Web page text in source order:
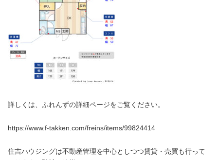
詳しくは、ふれんずの詳細ページをご覧ください。
https://www.f-takken.com/freins/items/99824414
住吉ハウジングは不動産管理を中心としつつ賃貸・売買も行って